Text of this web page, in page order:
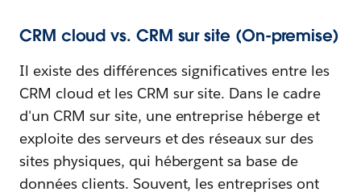
CRM cloud vs. CRM sur site (On-premise)
Il existe des différences significatives entre les
CRM cloud et les CRM sur site. Dans le cadre
d'un CRM sur site, une entreprise héberge et
exploite des serveurs et des réseaux sur des
sites physiques, qui hébergent sa base de
données clients. Souvent, les entreprises ont